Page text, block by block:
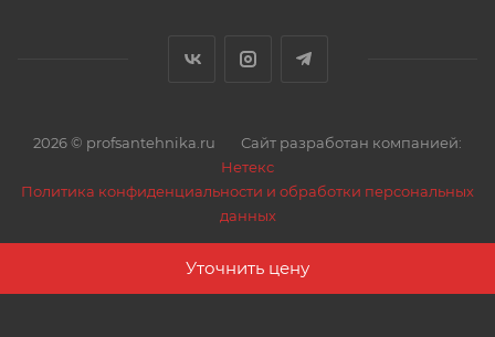
Уточнить цену
2026 © profsantehnika.ru
Сайт разработан компанией:
Нетекс
Политика конфиденциальности и обработки персональных
данных